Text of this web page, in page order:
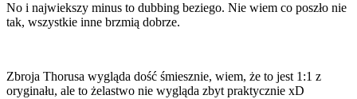
No i najwiekszy minus to dubbing beziego. Nie wiem co poszło nie
tak, wszystkie inne brzmią dobrze.
Zbroja Thorusa wygląda dość śmiesznie, wiem, że to jest 1:1 z
oryginału, ale to żelastwo nie wygląda zbyt praktycznie xD